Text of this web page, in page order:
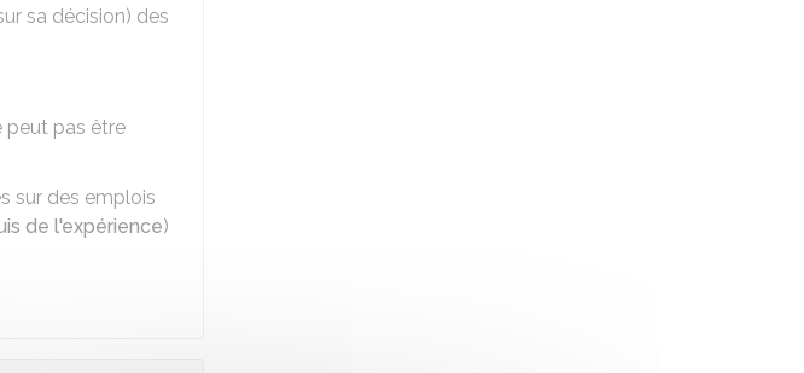
sa décision) des
peut pas être
sur des emplois
de l'expérience)